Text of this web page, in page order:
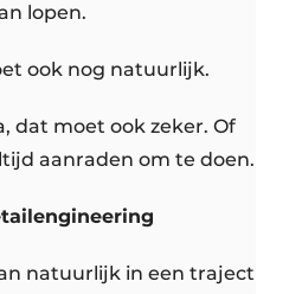
lopen.
ook nog natuurlijk.
dat moet ook zeker. Of
aanraden om te doen.
natuurlijk in een traject